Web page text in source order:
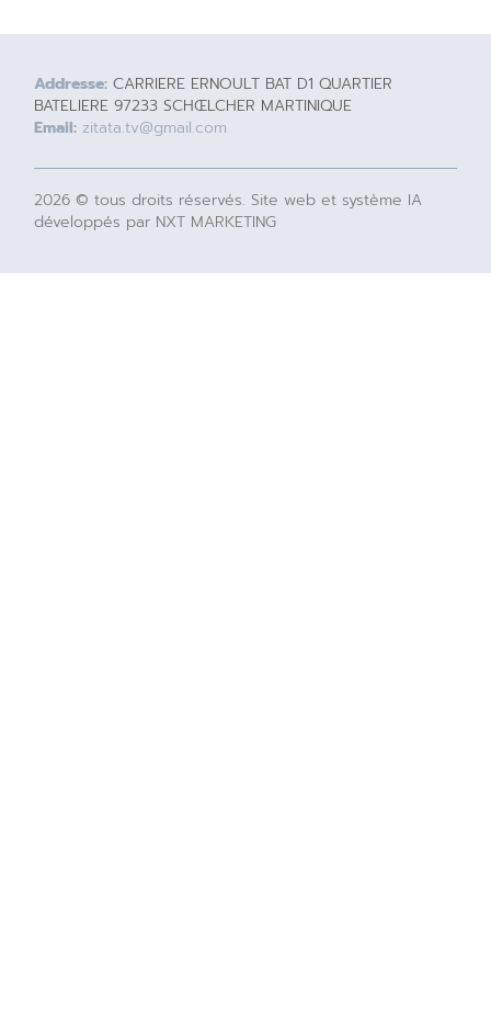
Addresse: CARRIERE ERNOULT BAT D1 QUARTIER
BATELIERE 97233 SCHŒLCHER MARTINIQUE
Email: zitata.tv@gmail.com
2026 © tous droits réservés. Site web et système IA
développés par NXT MARKETING